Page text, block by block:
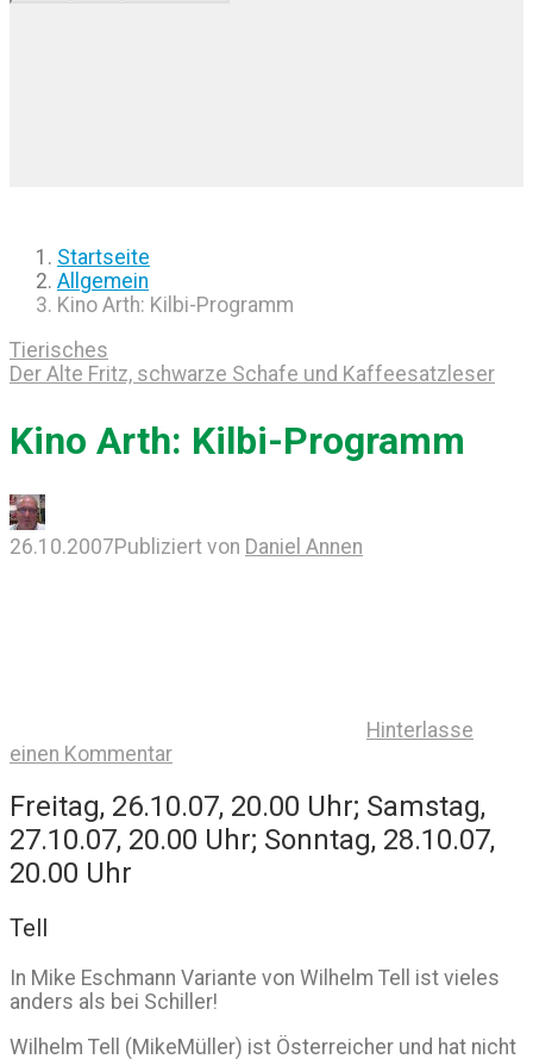
Startseite
Allgemein
Kino Arth: Kilbi-Programm
Tierisches
Der Alte Fritz, schwarze Schafe und Kaffeesatzleser
Kino Arth: Kilbi-Programm
26.10.2007Publiziert von Daniel Annen
Hinterlasse
einen Kommentar
Freitag, 26.10.07, 20.00 Uhr; Samstag,
27.10.07, 20.00 Uhr; Sonntag, 28.10.07,
20.00 Uhr
Tell
In Mike Eschmann Variante von Wilhelm Tell ist vieles
anders als bei Schiller!
Wilhelm Tell (MikeMüller) ist Österreicher und hat nicht